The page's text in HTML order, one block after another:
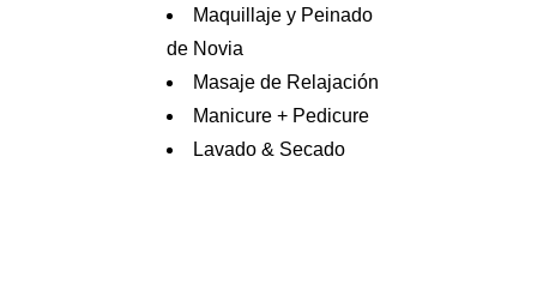
Maquillaje y Peinado
de Novia
Masaje de Relajación
Manicure + Pedicure
Lavado & Secado